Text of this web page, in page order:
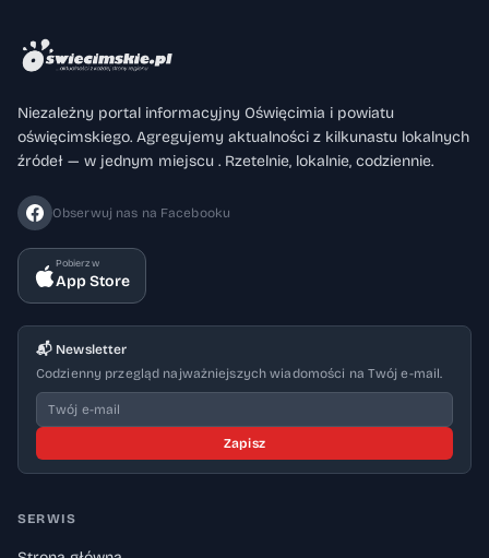
Niezależny portal informacyjny Oświęcimia i powiatu
oświęcimskiego. Agregujemy aktualności z kilkunastu lokalnych
źródeł — w jednym miejscu . Rzetelnie, lokalnie, codziennie.
Obserwuj nas na Facebooku
Pobierz w
App Store
📬 Newsletter
Codzienny przegląd najważniejszych wiadomości na Twój e-mail.
Zapisz
SERWIS